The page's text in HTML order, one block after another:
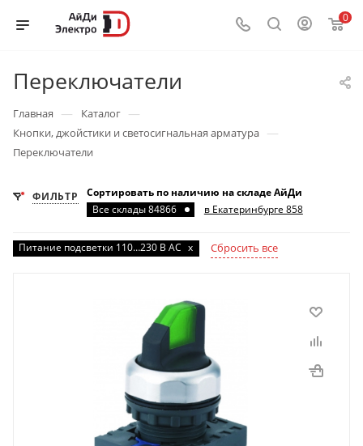
0
Переключатели
Главная — Каталог —
Кнопки, джойстики и светосигнальная арматура —
Переключатели
ФИЛЬТР
Сортировать по наличию на складе АйДи
Все склады 84866
в Екатеринбурге 858
Питание подсветки 110…230 В AC x Сбросить все